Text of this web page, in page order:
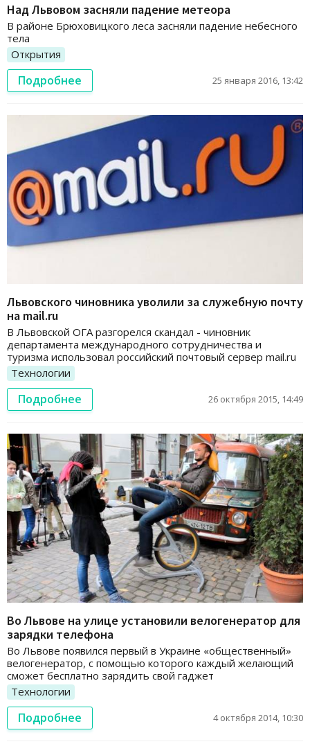
Над Львовом засняли падение метеора
В районе Брюховицкого леса засняли падение небесного
тела
Открытия
Подробнее 25 января 2016, 13:42
Львовского чиновника уволили за служебную почту
на mail.ru
В Львовской ОГА разгорелся скандал - чиновник
департамента международного сотрудничества и
туризма использовал российский почтовый сервер mail.ru
Технологии
Подробнее 26 октября 2015, 14:49
Во Львове на улице установили велогенератор для
зарядки телефона
Во Львове появился первый в Украине «общественный»
велогенератор, с помощью которого каждый желающий
сможет бесплатно зарядить свой гаджет
Технологии
Подробнее 4 октября 2014, 10:30